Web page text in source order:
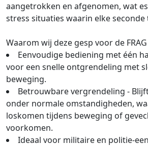
aangetrokken en afgenomen, wat
stress situaties waarin elke seconde
Waarom wij deze gesp voor de
Eenvoudige bediening met één
voor een snelle ontgrendeling met
beweging.
Betrouwbare vergrendeling -
onder normale omstandigheden,
loskomen tijdens beweging of
voorkomen.
Ideaal voor militaire en politie-